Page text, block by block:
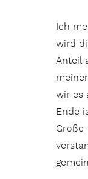
Ich
wird
Anteil
wir es
Ende